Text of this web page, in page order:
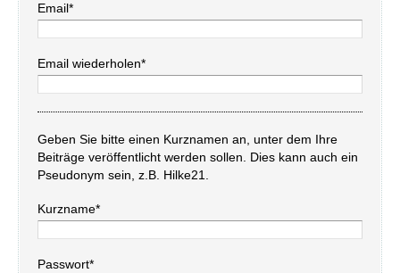
Email*
Email wiederholen*
Geben Sie bitte einen Kurznamen an, unter dem Ihre
Beiträge veröffentlicht werden sollen. Dies kann auch ein
Pseudonym sein, z.B. Hilke21.
Kurzname*
Passwort*